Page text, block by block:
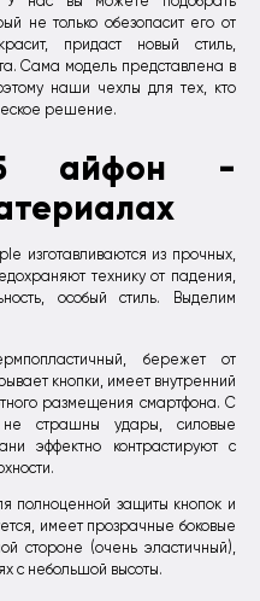
не только обезопасит его от
придаст новый стиль,
Сама модель представлена в
наши чехлы для тех, кто
решение.
айфон -
изготавливаются из прочных,
технику от падения,
особый стиль. Выделим
бережет от
кнопки, имеет внутренний
размещения смартфона. С
не страшны удары, силовые
эффектно контрастируют с
полноценной защиты кнопок и
имеет прозрачные боковые
стороне (очень эластичный),
с небольшой высоты.